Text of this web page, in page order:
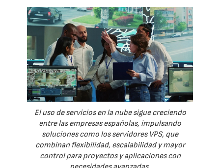
El uso de servicios en la nube sigue creciendo
entre las empresas españolas, impulsando
soluciones como los servidores VPS, que
combinan flexibilidad, escalabilidad y mayor
control para proyectos y aplicaciones con